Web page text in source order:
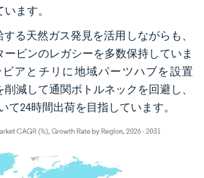
ます。
る天然ガス発見を活用しながらも、
ービンのレガシーを多数保持していま
アとチリに地域パーツハブを設置
減して通関ボトルネックを回避し、
て24時間出荷を目指しています。